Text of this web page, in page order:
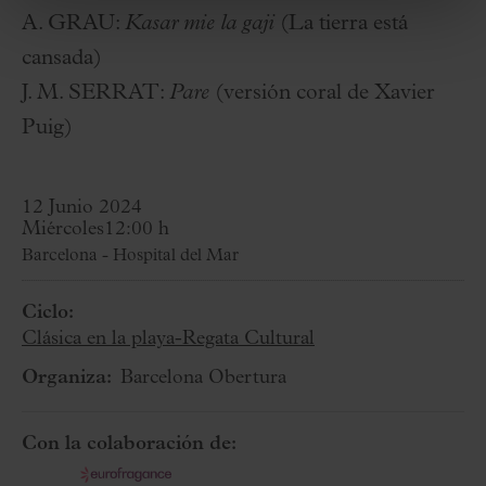
A. GRAU: Kasar mie la gaji (La tierra está
cansada)
J. M. SERRAT: Pare (versión coral de Xavier
Puig)
12 Junio 2024
Miércoles 12:00 h
Barcelona - Hospital del Mar
Ciclo:
Clásica en la playa-Regata Cultural
Organiza: Barcelona Obertura
Con la colaboración de: